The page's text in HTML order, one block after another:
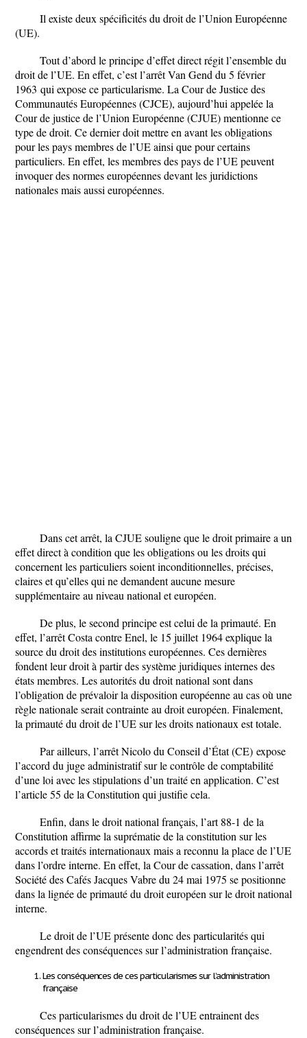
Il existe deux spécificités du droit de l’Union Européenne
(UE).
Tout d’abord le principe d’effet direct régit l’ensemble du
droit de l’UE. En effet, c’est l’arrêt Van Gend du 5 février
1963 qui expose ce particularisme. La Cour de Justice des
Communautés Européennes (CJCE), aujourd’hui appelée la
Cour de justice de l’Union Européenne (CJUE) mentionne ce
type de droit. Ce dernier doit mettre en avant les obligations
pour les pays membres de l’UE ainsi que pour certains
particuliers. En effet, les membres des pays de l’UE peuvent
invoquer des normes européennes devant les juridictions
nationales mais aussi européennes.
Dans cet arrêt, la CJUE souligne que le droit primaire a un
effet direct à condition que les obligations ou les droits qui
concernent les particuliers soient inconditionnelles, précises,
claires et qu’elles qui ne demandent aucune mesure
supplémentaire au niveau national et européen.
De plus, le second principe est celui de la primauté. En
effet, l’arrêt Costa contre Enel, le 15 juillet 1964 explique la
source du droit des institutions européennes. Ces dernières
fondent leur droit à partir des système juridiques internes des
états membres. Les autorités du droit national sont dans
l’obligation de prévaloir la disposition européenne au cas où une
règle nationale serait contrainte au droit européen. Finalement,
la primauté du droit de l’UE sur les droits nationaux est totale.
Par ailleurs, l’arrêt Nicolo du Conseil d’État (CE) expose
l’accord du juge administratif sur le contrôle de comptabilité
d’une loi avec les stipulations d’un traité en application. C’est
l’article 55 de la Constitution qui justifie cela.
Enfin, dans le droit national français, l’art 88-1 de la
Constitution affirme la suprématie de la constitution sur les
accords et traités internationaux mais a reconnu la place de l’UE
dans l’ordre interne. En effet, la Cour de cassation, dans l’arrêt
Société des Cafés Jacques Vabre du 24 mai 1975 se positionne
dans la lignée de primauté du droit européen sur le droit national
interne.
Le droit de l’UE présente donc des particularités qui
engendrent des conséquences sur l’administration française.
Les conséquences de ces particularismes sur l’administration
française
Ces particularismes du droit de l’UE entrainent des
conséquences sur l’administration française.